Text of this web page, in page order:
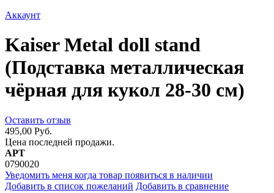
Аккаунт
Kaiser Metal doll stand
(Подставка металлическая
чёрная для кукол 28-30 см)
Оставить отзыв
495,00 Руб.
Цена последней продажи.
АРТ
0790020
Уведомить меня когда товар появиться в наличии
Добавить в список пожеланий Добавить в сравнение